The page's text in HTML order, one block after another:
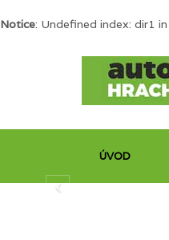
Notice: Undefined index: dir1 in
ÚVOD